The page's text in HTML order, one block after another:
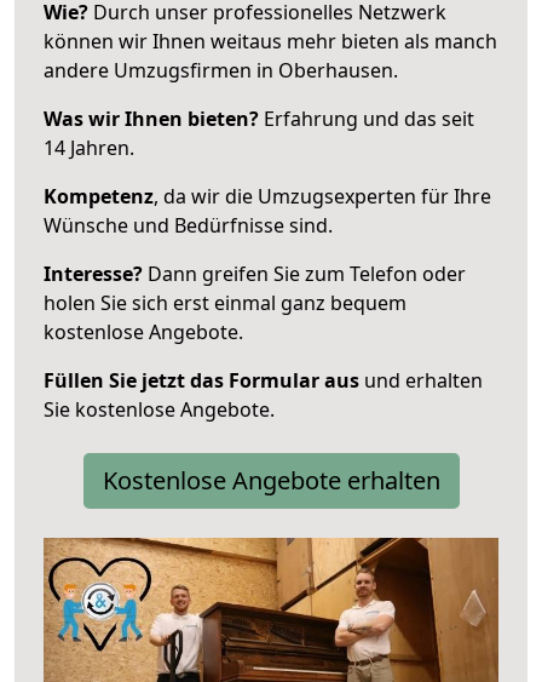
Wie? Durch unser professionelles Netzwerk
können wir Ihnen weitaus mehr bieten als manch
andere Umzugsfirmen in Oberhausen.
Was wir Ihnen bieten? Erfahrung und das seit
14 Jahren.
Kompetenz, da wir die Umzugsexperten für Ihre
Wünsche und Bedürfnisse sind.
Interesse? Dann greifen Sie zum Telefon oder
holen Sie sich erst einmal ganz bequem
kostenlose Angebote.
Füllen Sie jetzt das Formular aus und erhalten
Sie kostenlose Angebote.
Kostenlose Angebote erhalten